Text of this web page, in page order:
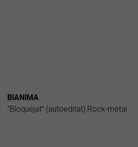
BIANIMA
“Bloquejat” (autoeditat) Rock-mètal